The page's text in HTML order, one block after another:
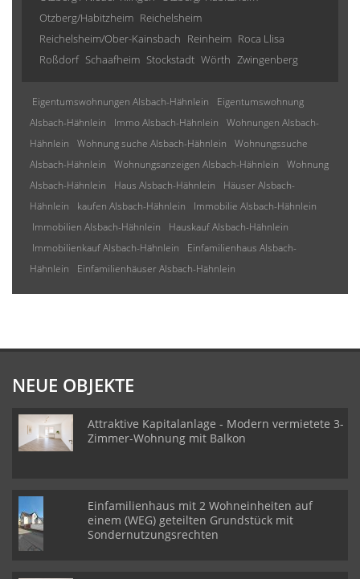
Otzberg/Habitzheim Reichelsheim
Reichelsheim/Ober-Kainsbach Reinheim Roca Llisa
Roßdorf Schaafheim Stockstadt Wörth Zwingenberg
Eigentumswohnungen Alsbach-Hähnlein
Eigentumswohnung
Alsbach-Hähnlein
Immo Alsbach-Hähnlein
Wohnungen Alsbach-
Hähnlein
Wohnung suche Alsbach-Hähnlein
Wohnungssuche
Alsbach-Hähnlein
Wohnungsanzeigen Alsbach-Hähnlein
Wohnung
Alsbach-Hähnlein
Haus Alsbach-Hähnlein
Häuser Alsbach-
Hähnlein
kaufen Alsbach-Hähnlein
Immobilie Alsbach-Hähnlein
Immobilien Alsbach-Hähnlein
Hauskauf Alsbach-Hähnlein
Immobilienkauf Alsbach-Hähnlein
Einfamilienhaus Alsbach-
Hähnlein
Einfamilienhäuser Alsbach-Hähnlein
NEUE OBJEKTE
Attraktive Kapitalanlage - Modern vermietete 3-
Zimmer-Wohnung mit Balkon
Einfamilienhaus mit 2 Wohneinheiten auf
einem (WEG) geteilten Grundstück mit
Sondernutzungsrechten